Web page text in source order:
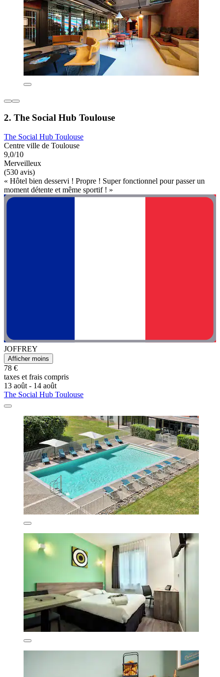
2. The Social Hub Toulouse
The Social Hub Toulouse
Centre ville de Toulouse
9,0/10
Merveilleux
(530 avis)
« Hôtel bien desservi ! Propre ! Super fonctionnel pour passer un
moment détente et même sportif ! »
JOFFREY
Afficher moins
78 €
taxes et frais compris
13 août - 14 août
The Social Hub Toulouse